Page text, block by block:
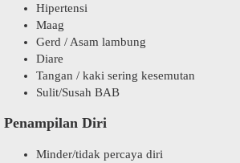
Hipertensi
Maag
Gerd / Asam lambung
Diare
Tangan / kaki sering kesemutan
Sulit/Susah BAB
Penampilan Diri
Minder/tidak percaya diri